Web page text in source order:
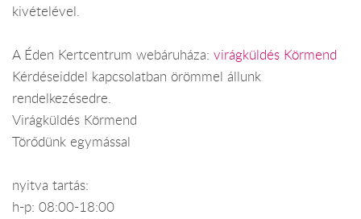
kivételével.
A Éden Kertcentrum webáruháza: virágküldés Körmend
Kérdéseiddel kapcsolatban örömmel állunk
rendelkezésedre.
Virágküldés Körmend
Törődünk egymással
nyitva tartás:
h-p: 08:00-18:00